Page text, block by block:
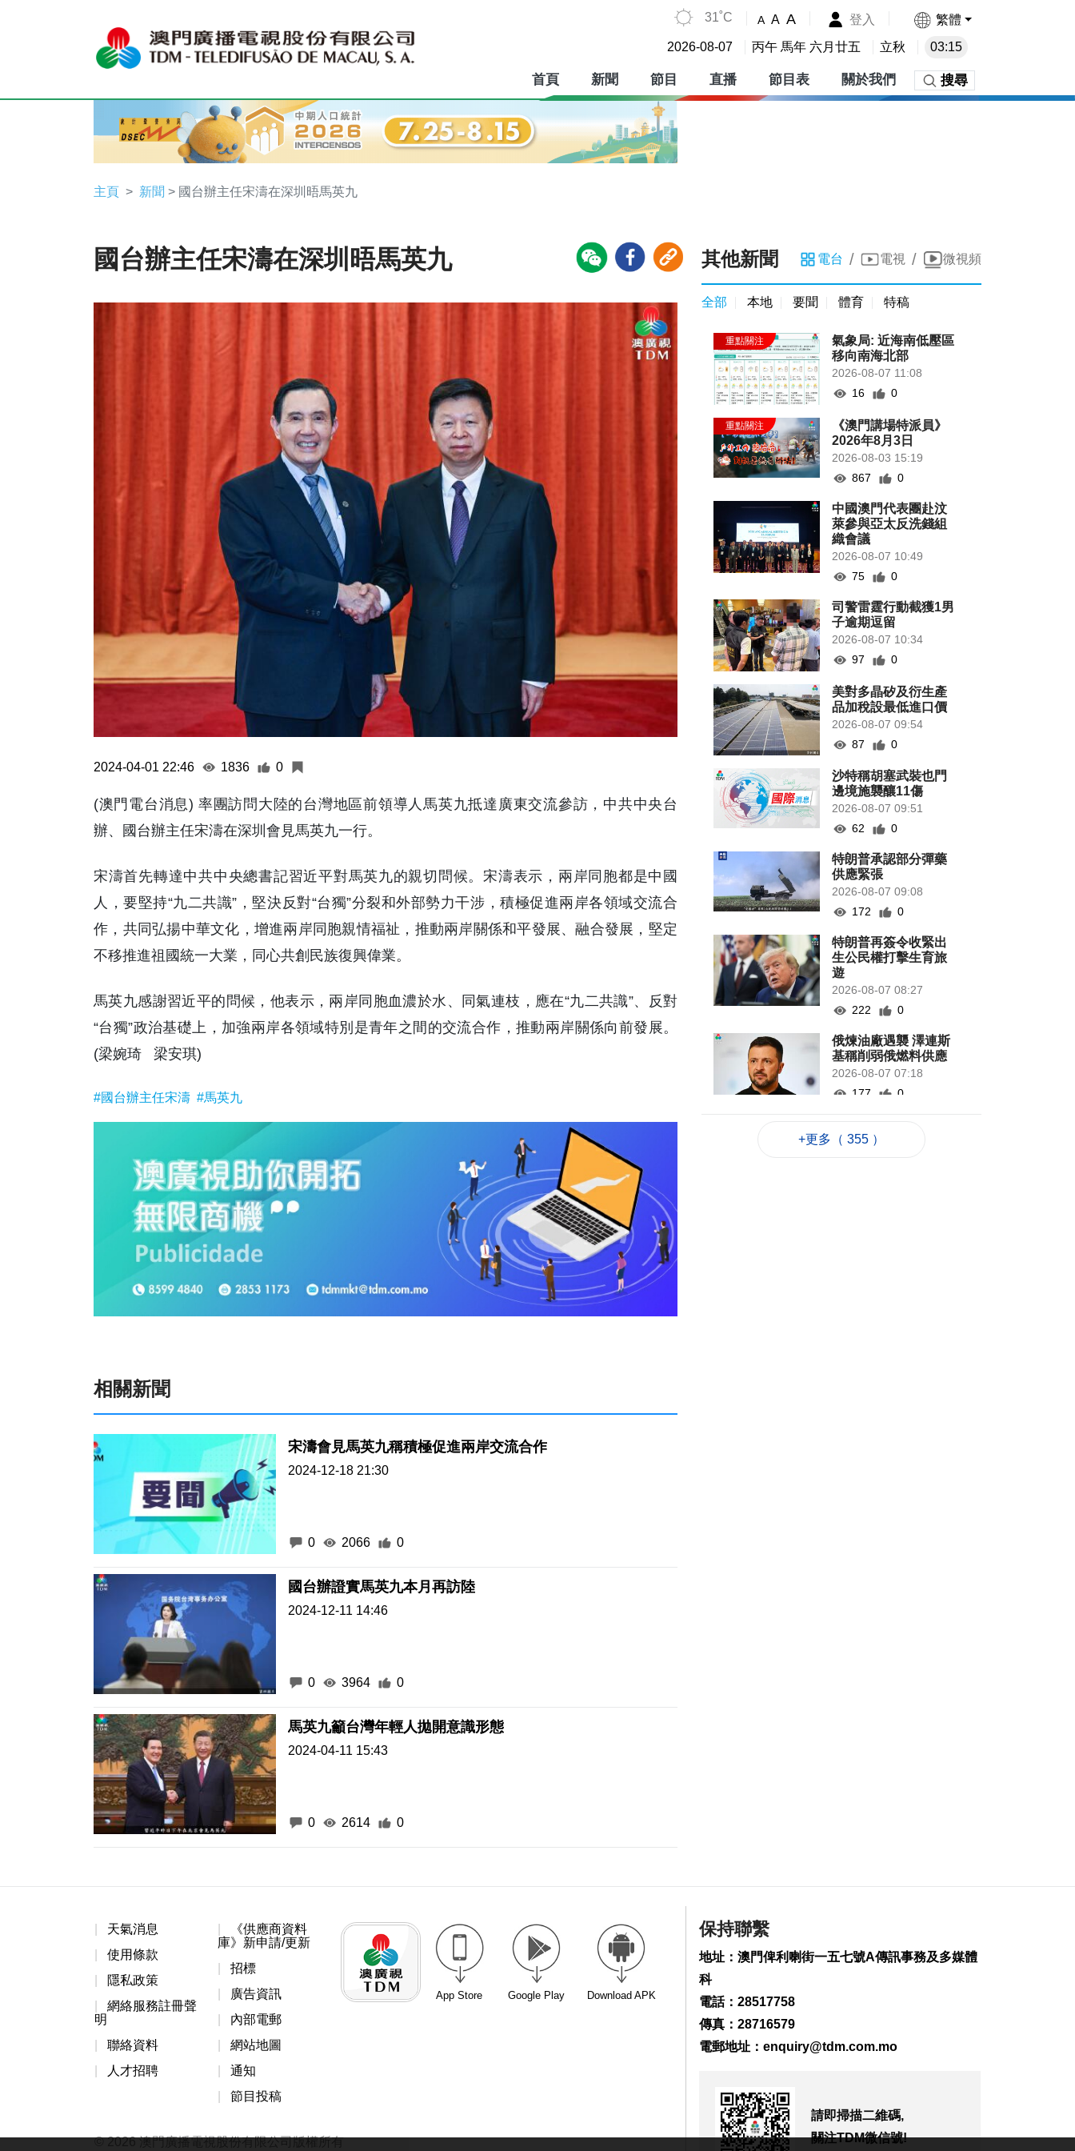
31˚C A A A 登入 繁體
2026-08-07 丙午 馬年 六月廿五 立秋 03:15
首頁 新聞 節目 直播 節目表 關於我們 搜尋
主頁 新聞 > 國台辦主任宋濤在深圳晤馬英九
國台辦主任宋濤在深圳晤馬英九
2024-04-01 22:46 1836 0
(澳門電台消息) 率團訪問大陸的台灣地區前領導人馬英九抵達廣東交流參訪，中共中央台
辦、國台辦主任宋濤在深圳會見馬英九一行。
宋濤首先轉達中共中央總書記習近平對馬英九的親切問候。宋濤表示，兩岸同胞都是中國
人，要堅持“九二共識”，堅決反對“台獨”分裂和外部勢力干涉，積極促進兩岸各領域交流合
作，共同弘揚中華文化，增進兩岸同胞親情福祉，推動兩岸關係和平發展、融合發展，堅定
不移推進祖國統一大業，同心共創民族復興偉業。
馬英九感謝習近平的問候，他表示，兩岸同胞血濃於水、同氣連枝，應在“九二共識”、反對
“台獨”政治基礎上，加強兩岸各領域特別是青年之間的交流合作，推動兩岸關係向前發展。
(梁婉琦 梁安琪)
#國台辦主任宋濤 #馬英九
相關新聞
宋濤會見馬英九稱積極促進兩岸交流合作
2024-12-18 21:30
0 2066 0
國台辦證實馬英九本月再訪陸
2024-12-11 14:46
0 3964 0
馬英九籲台灣年輕人拋開意識形態
2024-04-11 15:43
0 2614 0
其他新聞 電台 / 電視 / 微視頻
全部 本地 要聞 體育 特稿
氣象局: 近海南低壓區
移向南海北部
2026-08-07 11:08
16
0
《澳門講場特派員》
2026年8月3日
2026-08-03 15:19
867
0
中國澳門代表團赴汶
萊參與亞太反洗錢組
織會議
2026-08-07 10:49
75
0
司警雷霆行動截獲1男
子逾期逗留
2026-08-07 10:34
97
0
美對多晶矽及衍生產
品加稅設最低進口價
2026-08-07 09:54
87
0
沙特稱胡塞武裝也門
邊境施襲釀11傷
2026-08-07 09:51
62
0
特朗普承認部分彈藥
供應緊張
2026-08-07 09:08
172
0
特朗普再簽令收緊出
生公民權打擊生育旅
遊
2026-08-07 08:27
222
0
俄煉油廠遇襲 澤連斯
基稱削弱俄燃料供應
2026-08-07 07:18
177
0
隻通行霍爾木茲海峽
灣社區未發展土地
準備
朝鮮向東部海域發射
短程彈道導彈
+更多（ 355 ）
天氣消息
使用條款
隱私政策
網絡服務註冊聲
明
聯絡資料
人才招聘
《供應商資料
庫》新申請/更新
招標
廣告資訊
內部電郵
網站地圖
通知
節目投稿
App Store Google Play Download APK
© 2026 澳門廣播電視股份有限公司版權所有
保持聯繫
地址：澳門俾利喇街一五七號A傳訊事務及多媒體
科
電話：28517758
傳真：28716579
電郵地址： enquiry@tdm.com.mo
請即掃描二維碼,
關注TDM微信號!